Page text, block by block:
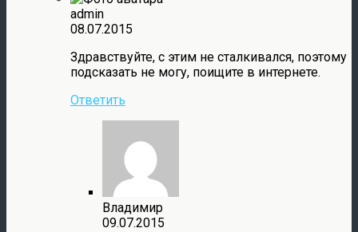
admin
08.07.2015
Здравствуйте, с этим не сталкивался, поэтому
подсказать не могу, поищите в интернете.
Ответить
Владимир
09.07.2015